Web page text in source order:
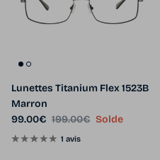
Lunettes Titanium Flex 1523B
Marron
Prix soldé
99.00€ Prix habituel
199.00€ Solde
1 avis